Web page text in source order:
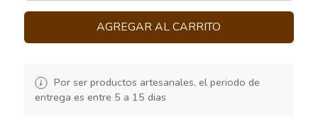
AGREGAR AL CARRITO
Por ser productos artesanales, el periodo de
entrega es entre 5 a 15 dias